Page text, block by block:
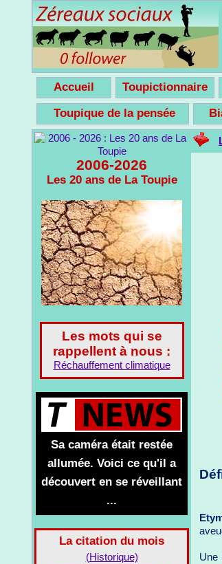
Accueil Toupictionnaire
Toupique de la pensée
2006-2026
Les 20 ans de La Toupie
Les mots qui se
rappellent à nous :
Réchauffement climatique
Sa caméra était restée
allumée. Voici ce qu'il a
découvert en se réveillant
...
La citation du mois
(Historique)
Une